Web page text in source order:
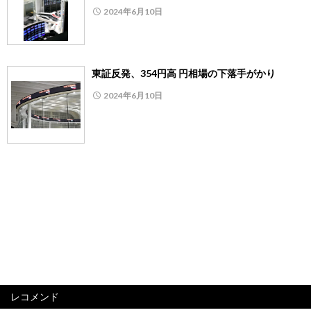
2024年6月10日
東証反発、354円高 円相場の下落手がかり
2024年6月10日
レコメンド